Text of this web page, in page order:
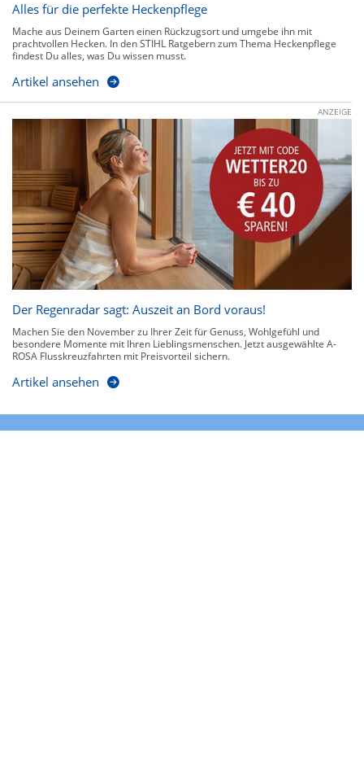
Alles für die perfekte Heckenpflege
Mache aus Deinem Garten einen Rückzugsort und umgebe ihn mit
prachtvollen Hecken. In den STIHL Ratgebern zum Thema Heckenpflege
findest Du alles, was Du wissen musst.
Artikel ansehen
ANZEIGE
Der Regenradar sagt: Auszeit an Bord voraus!
Machen Sie den November zu Ihrer Zeit für Genuss, Wohlgefühl und
besondere Momente mit Ihren Lieblingsmenschen. Jetzt ausgewählte A-
ROSA Flusskreuzfahrten mit Preisvorteil sichern.
Artikel ansehen